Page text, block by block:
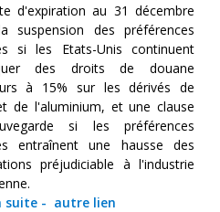
d'expiration au 31 décembre
suspension des préférences
si les Etats-Unis continuent
des droits de douane
à 15% sur les dérivés de
de l'aluminium, et une clause
si les préférences
entraînent une hausse des
préjudiciable à l'industrie
suite- autre lien